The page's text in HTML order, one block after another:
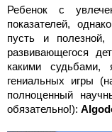
Ребенок с
показателей,
пусть и полезной,
развивающегося
какими
гениальных игры
полноценный
обязательно!):